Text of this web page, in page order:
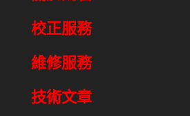
校正服務
維修服務
技術文章